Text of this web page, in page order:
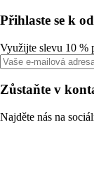
Přihlaste se k
Využijte slevu 10 %
Zůstaňte v
Najděte nás na